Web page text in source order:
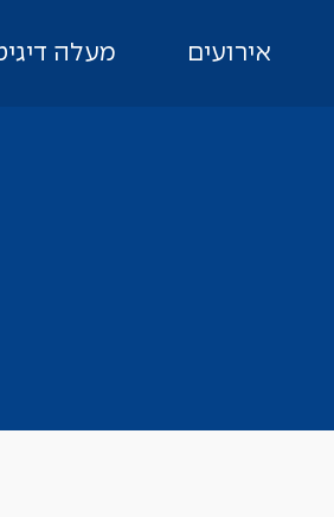
אירועים מעלה